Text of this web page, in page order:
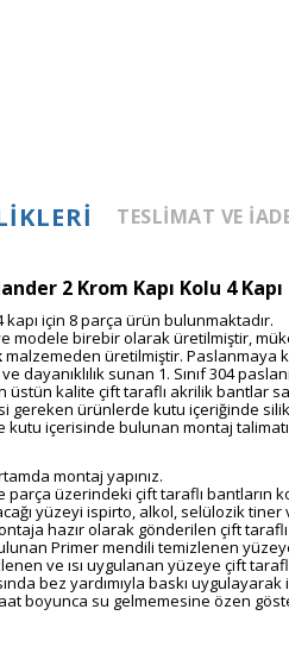
TESLIMAT VE
2 Krom Kapı Kolu 4
için 8 parça ürün bulunmaktadır.
modele birebir olarak üretilmiştir,
malzemeden üretilmiştir. Paslanmaya
dayanıklılık sunan 1. Sınıf 304
üstün kalite çift taraflı akrilik bantlar
gereken ürünlerde kutu içeriğinde
kutu içerisinde bulunan montaj
montaj yapınız.
üzerindeki çift taraflı bantların
yüzeyi ispirto, alkol, selülozik
hazır olarak gönderilen çift
Primer mendili temizlenen
ve ısı uygulanan yüzeye çift
bez yardımıyla baskı uygulayarak
boyunca su gelmemesine özen